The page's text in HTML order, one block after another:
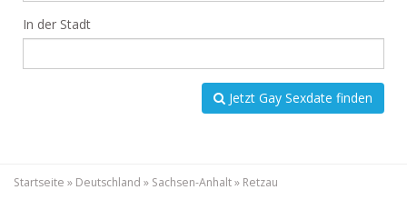
In der Stadt
Jetzt Gay Sexdate finden
Startseite » Deutschland » Sachsen-Anhalt» Retzau